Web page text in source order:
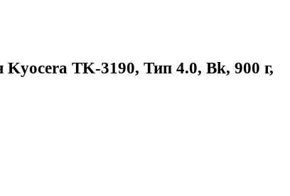
TK-3190, Тип 4.0, Bk, 900 г,